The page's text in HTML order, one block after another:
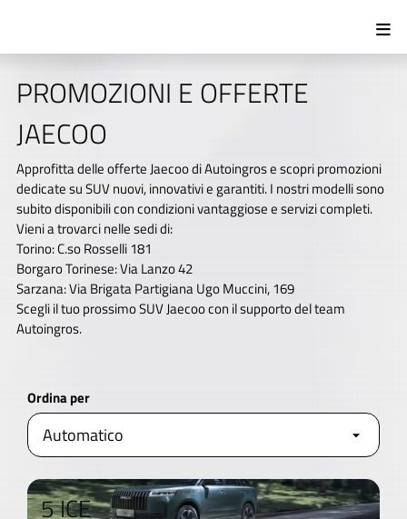
PROMOZIONI E OFFERTE
JAECOO
Approfitta delle offerte Jaecoo di Autoingros e scopri promozioni
dedicate su SUV nuovi, innovativi e garantiti. I nostri modelli sono
subito disponibili con condizioni vantaggiose e servizi completi.
Vieni a trovarci nelle sedi di:
Torino: C.so Rosselli 181
Borgaro Torinese: Via Lanzo 42
Sarzana: Via Brigata Partigiana Ugo Muccini, 169
Scegli il tuo prossimo SUV Jaecoo con il supporto del team
Autoingros.
Ordina per
5 ICE